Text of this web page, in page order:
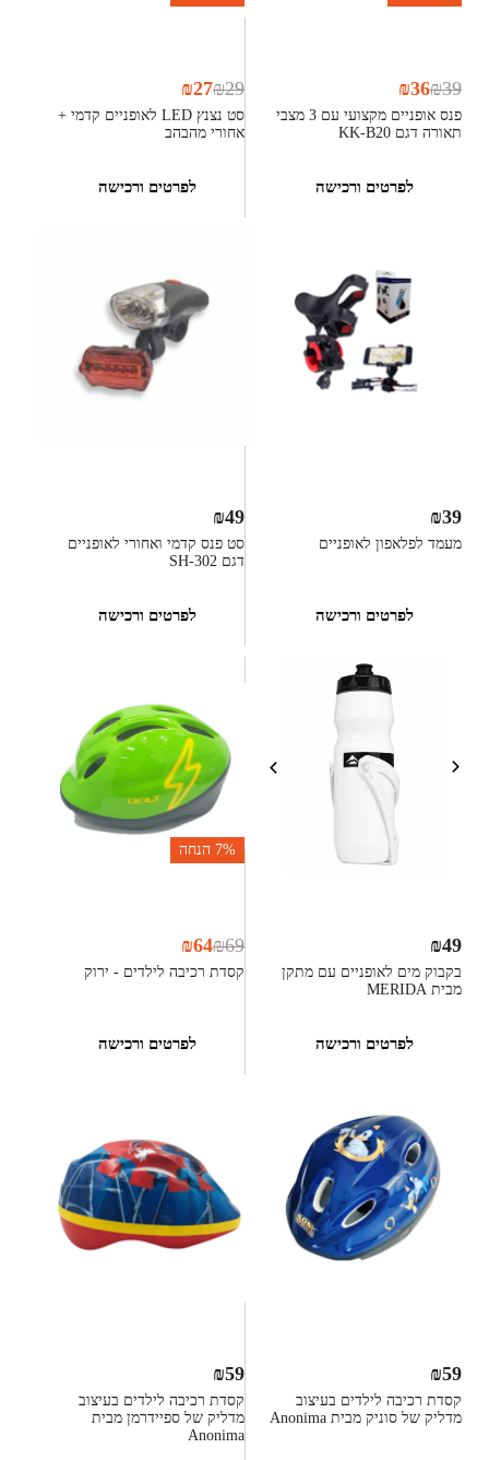
פנס אופניים מקצועי עם 3 מצבי
תאורה דגם KK-B20
₪39
₪36
לפרטים ורכישה
סט נצנץ LED לאופניים קדמי +
אחורי מהבהב
₪29
₪27
לפרטים ורכישה
מעמד לפלאפון לאופניים
₪39
לפרטים ורכישה
סט פנס קדמי ואחורי לאופניים
דגם SH-302
₪49
לפרטים ורכישה
בקבוק מים לאופניים עם מתקן
מבית MERIDA
₪49
לפרטים ורכישה
7% הנחה
קסדת רכיבה לילדים - ירוק
₪69
₪64
לפרטים ורכישה
קסדת רכיבה לילדים בעיצוב
מדליק של סוניק מבית Anonima
₪59
קסדת רכיבה לילדים בעיצוב
מדליק של ספיידרמן מבית
Anonima
₪59